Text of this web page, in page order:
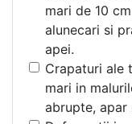
mari de 10
alunecari si
apei.
Crapaturi ale
mari in
abrupte, apar